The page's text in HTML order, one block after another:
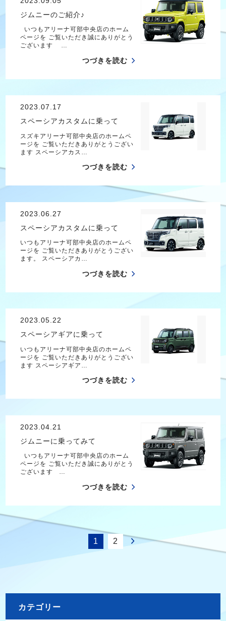
ジムニーのご紹介♪
いつもアリーナ可部中央店のホーム
ページを ご覧いただき誠にありがとう
ございます …
つづきを読む
2023.07.17
スペーシアカスタムに乗って
スズキアリーナ可部中央店のホームペ
ージを ご覧いただきありがとうござい
ます スペーシアカス…
つづきを読む
2023.06.27
スペーシアカスタムに乗って
いつもアリーナ可部中央店のホームペ
ージを ご覧いただきありがとうござい
ます。 スペーシアカ…
つづきを読む
2023.05.22
スペーシアギアに乗って
いつもアリーナ可部中央店のホームペ
ージを ご覧いただきありがとうござい
ます スペーシアギア…
つづきを読む
2023.04.21
ジムニーに乗ってみて
いつもアリーナ可部中央店のホーム
ページを ご覧いただき誠にありがとう
ございます …
つづきを読む
1 2
カテゴリー